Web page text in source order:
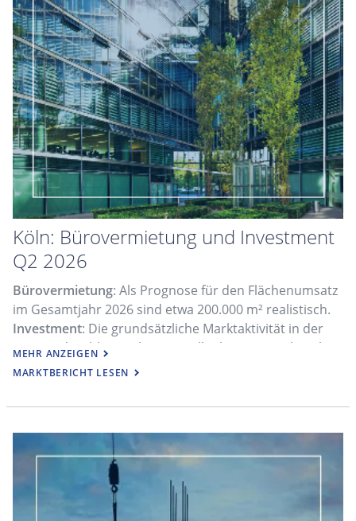
Köln: Bürovermietung und Investment
Q2 2026
Bürovermietung: Als Prognose für den Flächenumsatz
im Gesamtjahr 2026 sind etwa 200.000 m² realistisch.
Investment: Die grundsätzliche Marktaktivität in der
Domstadt schlägt sich im 1. Halbjahr 2026 noch nicht
im Transaktionsvolumen nieder.
MEHR ANZEIGEN
MARKTBERICHT LESEN